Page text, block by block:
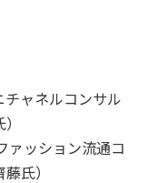
ャネルコンサル
ッション流通コ
氏）